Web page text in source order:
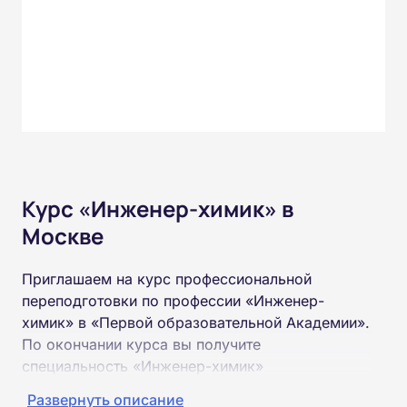
Курс «Инженер-химик» в
Москве
Приглашаем на курс профессиональной
переподготовки по профессии «Инженер-
химик» в «Первой образовательной Академии».
По окончании курса вы получите
специальность «Инженер-химик»
Развернуть описание